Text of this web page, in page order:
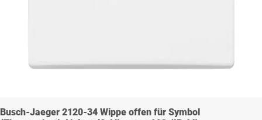
Busch-Jaeger 2120-34 Wippe offen für Symbol